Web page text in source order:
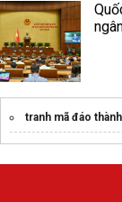
tranh mã đáo